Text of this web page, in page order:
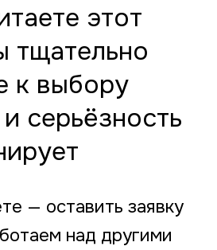
этот
тщательно
к выбору
серьёзность
— оставить заявку
над другими